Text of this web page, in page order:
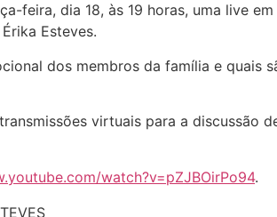
feira, dia 18, às 19 horas, uma live
Esteves.
dos membros da família e quais
virtuais para a discussão
watch?v=pZJBOirPo94.